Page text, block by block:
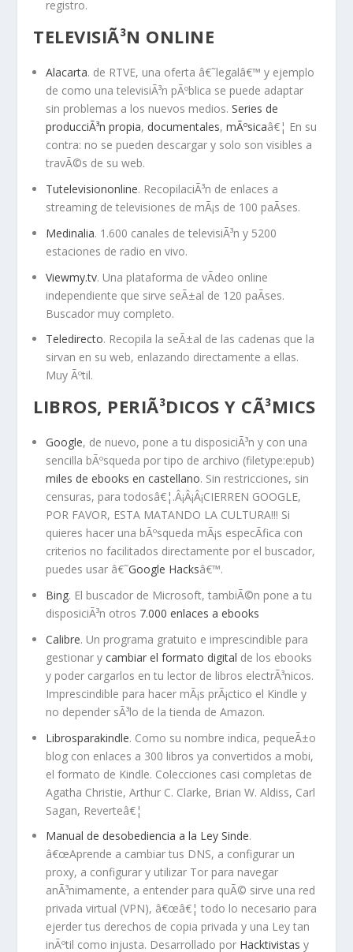
registro.
TELEVISIÃ³N ONLINE
Alacarta. de RTVE, una oferta â€˜legalâ€™ y ejemplo
de como una televisiÃ³n pÃºblica se puede adaptar
sin problemas a los nuevos medios.Series de
producciÃ³n propia, documentales,mÃºsicaâ€¦ En su
contra: no se pueden descargar y solo son visibles a
travÃ©s de su web.
Tutelevisiononline. RecopilaciÃ³n de enlaces a
streaming de televisiones de mÃ¡s de 100 paÃ­ses.
Medinalia. 1.600 canales de televisiÃ³n y 5200
estaciones de radio en vivo.
Viewmy.tv. Una plataforma de vÃ­deo online
independiente que sirve seÃ±al de 120 paÃ­ses.
Buscador muy completo.
Teledirecto. Recopila la seÃ±al de las cadenas que la
sirvan en su web, enlazando directamente a ellas.
Muy Ãºtil.
LIBROS, PERIÃ³DICOS Y CÃ³MICS
Google, de nuevo, pone a tu disposiciÃ³n y con una
sencilla bÃºsqueda por tipo de archivo (filetype:epub)
miles de ebooks en castellano. Sin restricciones, sin
censuras, para todosâ€¦.Â¡Â¡Â¡CIERREN GOOGLE,
POR FAVOR, ESTA MATANDO LA CULTURA!!! Si
quieres hacer una bÃºsqueda mÃ¡s especÃ­fica con
criterios no facilitados directamente por el buscador,
puedes usar â€˜Google Hacksâ€™.
Bing. El buscador de Microsoft, tambiÃ©n pone a tu
disposiciÃ³n otros 7.000 enlaces a ebooks
Calibre. Un programa gratuito e imprescindible para
gestionar ycambiar el formato digital de los ebooks
y poder cargarlos en tu lector de libros electrÃ³nicos.
Imprescindible para hacer mÃ¡s prÃ¡ctico el Kindle y
no depender sÃ³lo de la tienda de Amazon.
Librosparakindle. Como su nombre indica, pequeÃ±o
blog con enlaces a 300 libros ya convertidos a mobi,
el formato de Kindle. Colecciones casi completas de
Agatha Christie, Arthur C. Clarke, Brian W. Aldiss, Carl
Sagan, Reverteâ€¦
Manual de desobediencia a la Ley Sinde.
â€œAprende a cambiar tus DNS, a configurar un
proxy, a configurar y utilizar Tor para navegar
anÃ³nimamente, a entender para quÃ© sirve una red
privada virtual (VPN), â€œâ€¦ todo lo necesario para
ejerder tus derechos de copia privada y una Ley tan
inÃºtil como injusta. Desarrollado por Hacktivistas y